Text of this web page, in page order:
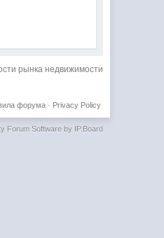
рынка недвижимости
Privacy Policy
форума·
Forum Software by IP.Board